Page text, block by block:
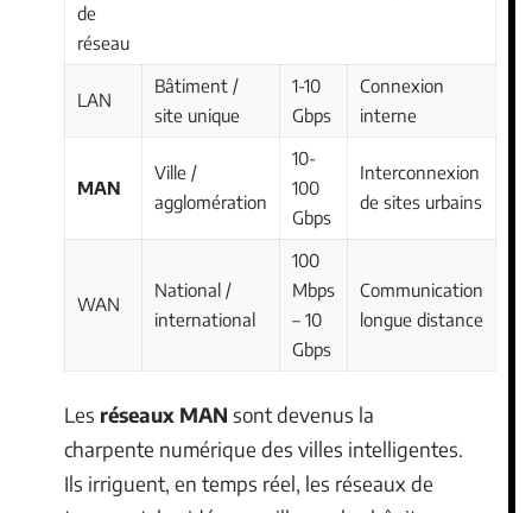
de
réseau
LAN
Bâtiment /
site unique
1-10
Gbps
Connexion
interne
MAN
Ville /
agglomération
10-
100
Gbps
Interconnexion
de sites urbains
WAN
National /
international
100
Mbps
– 10
Gbps
Communication
longue distance
Les réseaux MAN sont devenus la
charpente numérique des villes intelligentes.
Ils irriguent, en temps réel, les réseaux de